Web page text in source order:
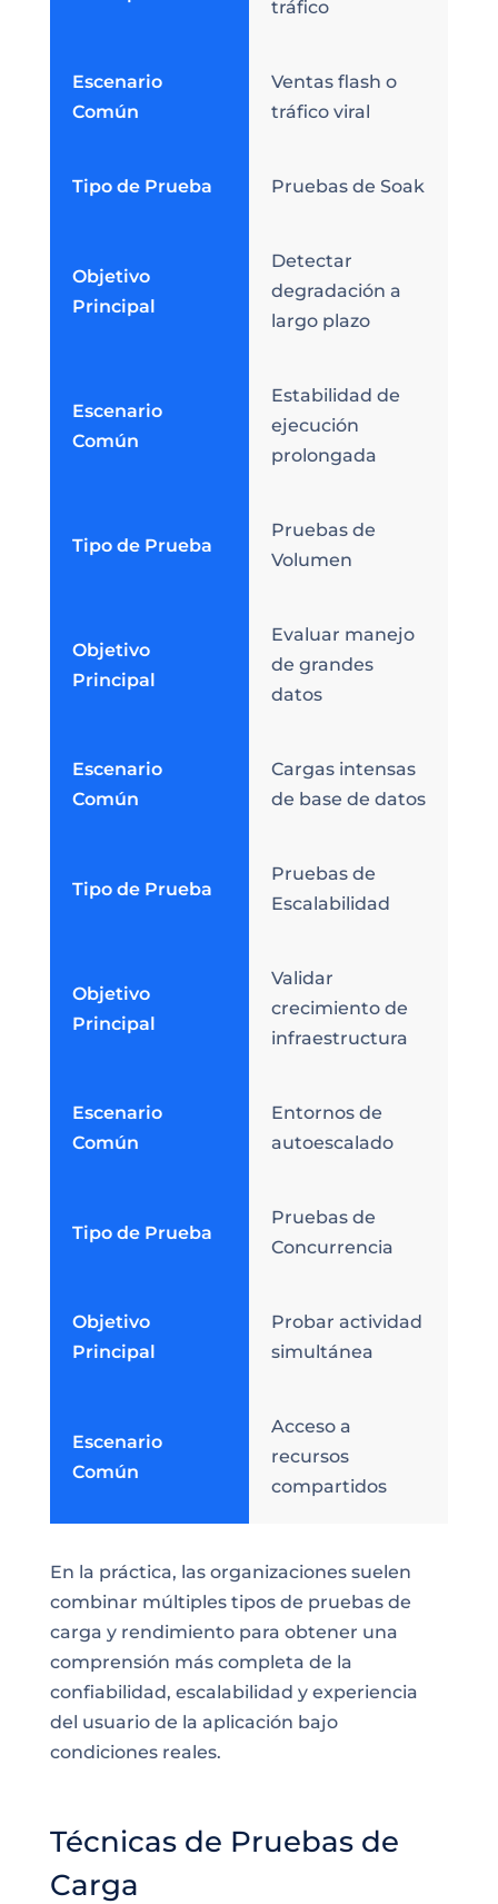
tráfico
Escenario
Común
Ventas flash o
tráfico viral
Tipo de Prueba Pruebas de Soak
Objetivo
Principal
Detectar
degradación a
largo plazo
Escenario
Común
Estabilidad de
ejecución
prolongada
Tipo de Prueba
Pruebas de
Volumen
Objetivo
Principal
Evaluar manejo
de grandes
datos
Escenario
Común
Cargas intensas
de base de datos
Tipo de Prueba
Pruebas de
Escalabilidad
Objetivo
Principal
Validar
crecimiento de
infraestructura
Escenario
Común
Entornos de
autoescalado
Tipo de Prueba
Pruebas de
Concurrencia
Objetivo
Principal
Probar actividad
simultánea
Escenario
Común
Acceso a
recursos
compartidos
En la práctica, las organizaciones suelen
combinar múltiples tipos de pruebas de
carga y rendimiento para obtener una
comprensión más completa de la
confiabilidad, escalabilidad y experiencia
del usuario de la aplicación bajo
condiciones reales.
Técnicas de Pruebas de
Carga